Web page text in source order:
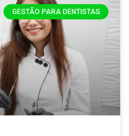
GESTÃO PARA DENTISTAS